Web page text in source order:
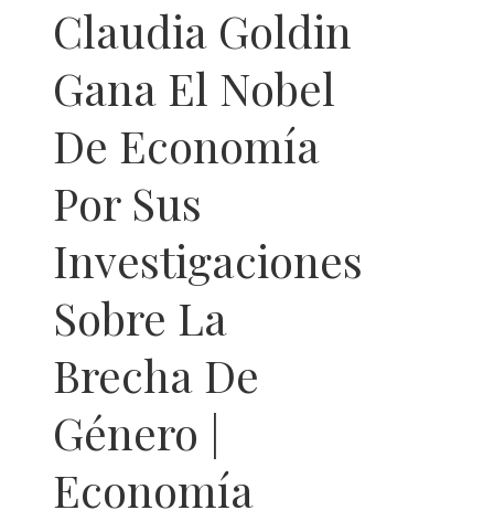
Claudia Goldin
Gana El Nobel
De Economía
Por Sus
Investigaciones
Sobre La
Brecha De
Género |
Economía